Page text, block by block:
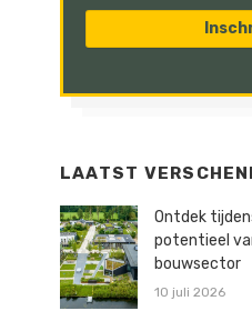
LAATST
Ontdek
potentieel
bouwsector
10 juli 2026